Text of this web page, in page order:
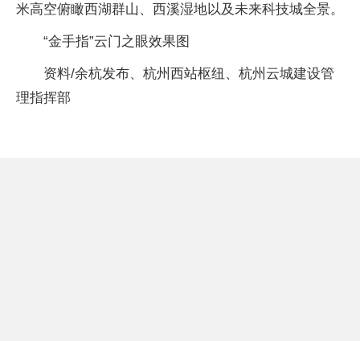
米高空俯瞰西湖群山、西溪湿地以及未来科技城全景。
“金手指”云门之眼效果图
资料/余杭发布、杭州西站枢纽、杭州云城建设管
理指挥部